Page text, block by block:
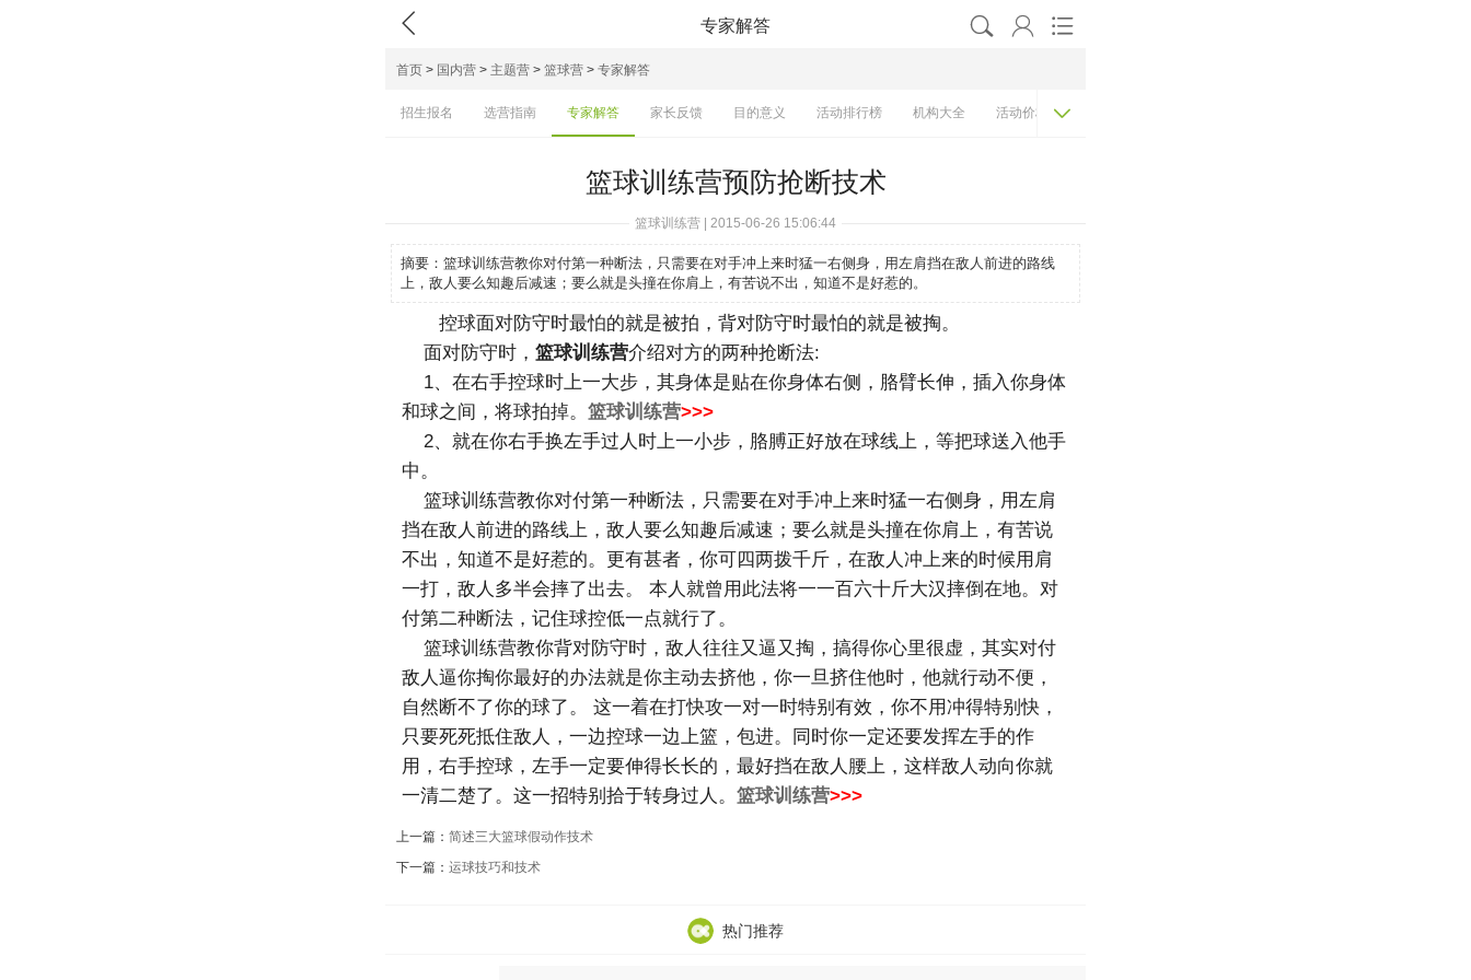
 专家解答   
首页 > 国内营 > 主题营 > 篮球营 > 专家解答
招生报名 选营指南 专家解答 家长反馈 目的意义 活动排行榜 机构大全 活动价格表
篮球训练营预防抢断技术
篮球训练营 | 2015-06-26 15:06:44
摘要： 篮球训练营教你对付第一种断法，只需要在对手冲上来时猛一右侧身，用左肩挡在敌人前进的路线
上，敌人要么知趣后减速；要么就是头撞在你肩上，有苦说不出，知道不是好惹的。
控球面对防守时最怕的就是被拍，背对防守时最怕的就是被掏。
面对防守时， 篮球训练营介绍对方的两种抢断法:
1、在右手控球时上一大步，其身体是贴在你身体右侧，胳臂长伸，插入你身体
和球之间，将球拍掉。 篮球训练营>>>
2、就在你右手换左手过人时上一小步，胳膊正好放在球线上，等把球送入他手
中。
篮球训练营教你对付第一种断法，只需要在对手冲上来时猛一右侧身，用左肩
挡在敌人前进的路线上，敌人要么知趣后减速；要么就是头撞在你肩上，有苦说
不出，知道不是好惹的。更有甚者，你可四两拨千斤，在敌人冲上来的时候用肩
一打，敌人多半会摔了出去。 本人就曾用此法将一一百六十斤大汉摔倒在地。对
付第二种断法，记住球控低一点就行了。
篮球训练营教你背对防守时，敌人往往又逼又掏，搞得你心里很虚，其实对付
敌人逼你掏你最好的办法就是你主动去挤他，你一旦挤住他时，他就行动不便，
自然断不了你的球了。 这一着在打快攻一对一时特别有效，你不用冲得特别快，
只要死死抵住敌人，一边控球一边上篮，包进。同时你一定还要发挥左手的作
用，右手控球，左手一定要伸得长长的，最好挡在敌人腰上，这样敌人动向你就
一清二楚了。这一招特别拾于转身过人。 篮球训练营>>>
上一篇： 简述三大篮球假动作技术
下一篇： 运球技巧和技术
热门推荐